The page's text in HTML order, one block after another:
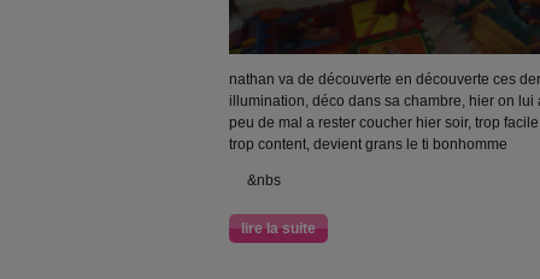
nathan va de découverte en découverte ces
illumination, déco dans sa chambre, hier on
peu de mal a rester coucher hier soir, trop
trop content, devient grans le ti bonhomme
&nbs
lire la suite